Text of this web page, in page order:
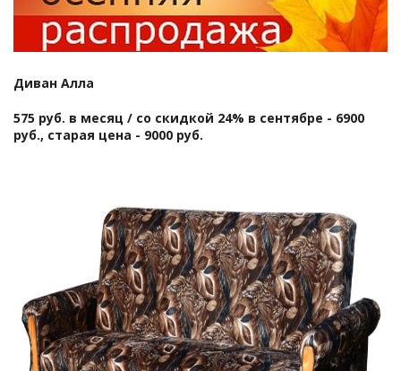
Диван Алла
575 руб. в месяц / со скидкой 24% в сентябре - 6900
руб., старая цена - 9000 руб.